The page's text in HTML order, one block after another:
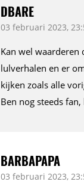
DBARE
03 februari 2023,
Kan wel waarderen
lulverhalen en er
kijken zoals alle
Ben nog steeds
BARBAPAPA
03 februari 2023,